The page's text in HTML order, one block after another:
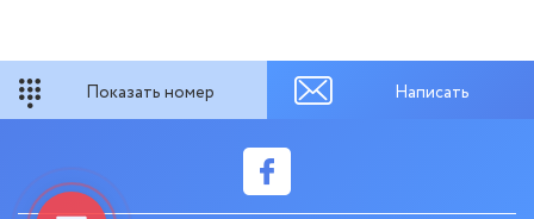
Показать номер Написать